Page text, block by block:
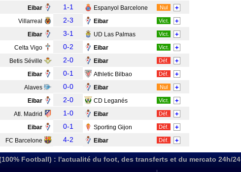
Eibar 1-1 Espanyol Barcelone Nul +
Villarreal 2-3 Eibar Vict. +
Eibar 3-1 UD Las Palmas Vict. +
Celta Vigo 0-2 Eibar Vict. +
Betis Séville 2-0 Eibar Déf. +
Eibar 0-1 Athletic Bilbao Déf. +
Alaves 0-0 Eibar Nul +
Eibar 2-0 CD Leganés Vict. +
Atl. Madrid 1-0 Eibar Déf. +
Eibar 0-1 Sporting Gijon Déf. +
FC Barcelone 4-2 Eibar Déf. +
Football) : l'actualité du foot, des transferts et du mercato 24h/24